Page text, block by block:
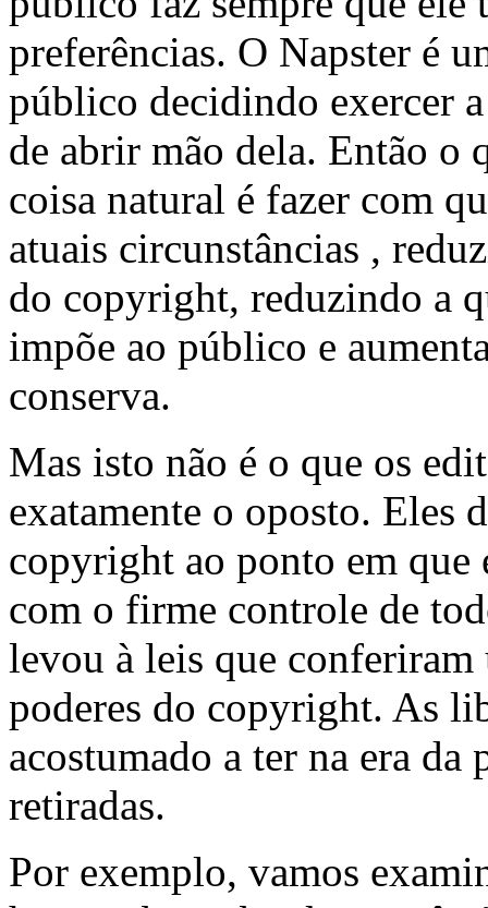
preferências. O Napster é
público decidindo exercer
de abrir mão dela. Então o
coisa natural é fazer com
atuais circunstâncias ,
do copyright, reduzindo a
impõe ao público e
conserva.
Mas isto não é o que os
exatamente o oposto. Eles
copyright ao ponto em que
com o firme controle de
levou à leis que conferiram
poderes do copyright. As
acostumado a ter na era da
retiradas.
Por exemplo, vamos